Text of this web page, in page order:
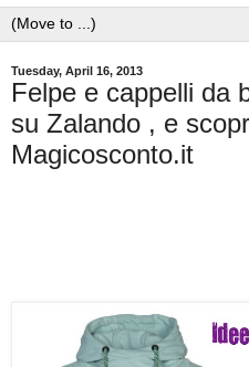
Tuesday, April 16, 2013
Felpe e cappelli da
su Zalando , e
Magicosconto.it